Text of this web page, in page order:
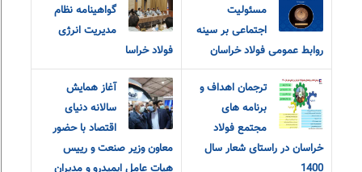
مسئولیت
اجتماعی بر سینه
روابط عمومی فولاد خراسان
گواهینامه نظام
مدیریت انرژی
فولاد خراسا
ترجمان اهداف و
برنامه های
مجتمع فولاد
خراسان در راستای شعار سال
آغاز همایش
سالانه دنیای
اقتصاد با حضور
معاون وزیر صنعت و رییس